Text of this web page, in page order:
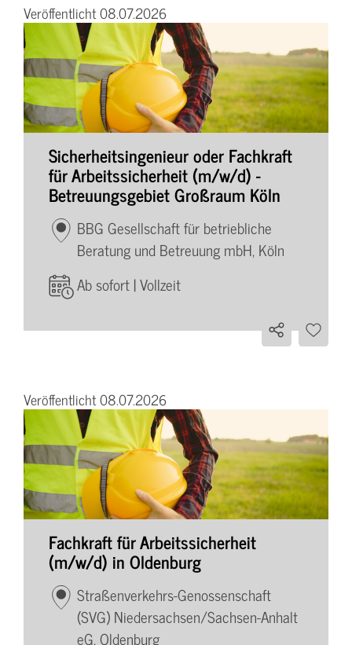
Veröffentlicht 08.07.2026
Sicherheitsingenieur oder Fachkraft
für Arbeitssicherheit (m/w/d) -
Betreuungsgebiet Großraum Köln
BBG Gesellschaft für betriebliche
Beratung und Betreuung mbH, Köln
Ab sofort | Vollzeit
Veröffentlicht 08.07.2026
Fachkraft für Arbeitssicherheit
(m/w/d) in Oldenburg
Straßenverkehrs-Genossenschaft
(SVG) Niedersachsen/Sachsen-Anhalt
eG, Oldenburg